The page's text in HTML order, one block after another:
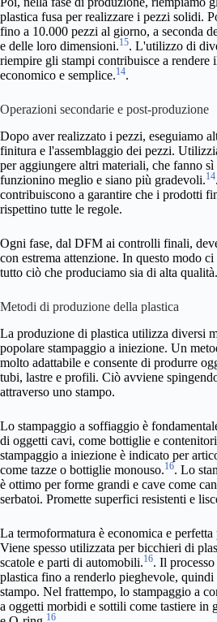
plastica fusa per realizzare i pezzi solidi.
fino a 10.000 pezzi al giorno, a seconda
e delle loro dimensioni.15. L'utilizzo di
riempire gli stampi contribuisce a rendere
economico e semplice.14.
Operazioni secondarie e post-produzione
Dopo aver realizzato i pezzi, eseguiamo
finitura e l'assemblaggio dei pezzi.
per aggiungere altri materiali, che fanno sì
funzionino meglio e siano più gradevoli.14
contribuiscono a garantire che i prodotti
rispettino tutte le regole.
Ogni fase, dal DFM ai controlli finali,
con estrema attenzione. In questo modo
tutto ciò che produciamo sia di alta qualità.
Metodi di produzione della plastica
La produzione di plastica utilizza diversi
popolare stampaggio a iniezione. Un
molto adattabile e consente di produrre
tubi, lastre e profili. Ciò avviene
attraverso uno stampo.
Lo stampaggio a soffiaggio è
di oggetti cavi, come bottiglie e
stampaggio a iniezione è indicato per
come tazze o bottiglie monouso.16. Lo
è ottimo per forme grandi e cave come
serbatoi. Promette superfici resistenti e
La termoformatura è economica e
Viene spesso utilizzata per bicchieri di
scatole e parti di automobili.16. Il
plastica fino a renderlo pieghevole,
stampo. Nel frattempo, lo stampaggio a
a oggetti morbidi e sottili come tastiere in
16